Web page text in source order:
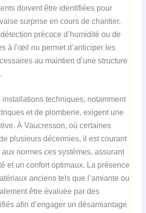
doivent être identifiées pour
surprise en cours de chantier.
précoce d’humidité ou de
à l’œil nu permet d’anticiper les
au maintien d’une structure
installations techniques, notamment
et de plomberie, exigent une
À Vaucresson, où certaines
plusieurs décennies, il est courant
normes ces systèmes, assurant
et un confort optimaux. La présence
anciens tels que l’amiante ou
être évaluée par des
afin d’engager un désamiantage